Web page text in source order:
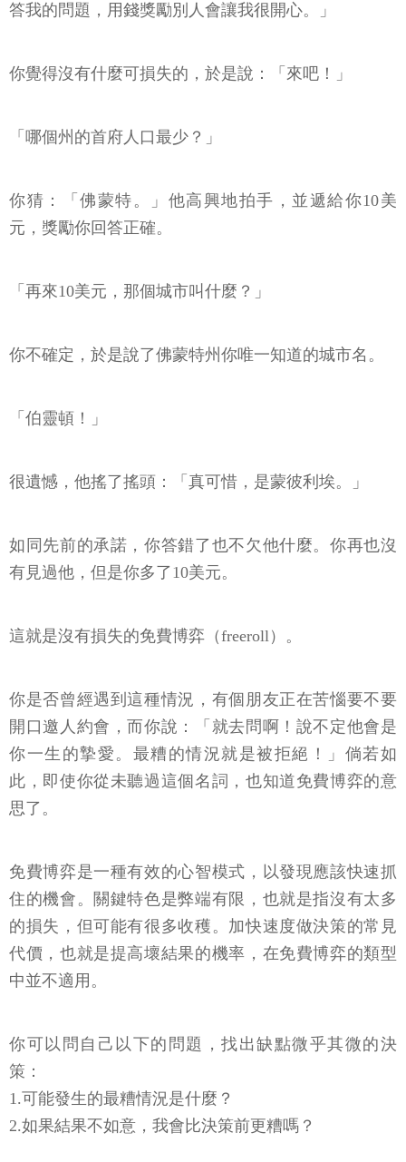
答我的問題，用錢獎勵別人會讓我很開心。」
你覺得沒有什麼可損失的，於是說：「來吧！」
「哪個州的首府人口最少？」
你猜：「佛蒙特。」他高興地拍手，並遞給你10美
元，獎勵你回答正確。
「再來10美元，那個城市叫什麼？」
你不確定，於是說了佛蒙特州你唯一知道的城市名。
「伯靈頓！」
很遺憾，他搖了搖頭：「真可惜，是蒙彼利埃。」
如同先前的承諾，你答錯了也不欠他什麼。你再也沒
有見過他，但是你多了10美元。
這就是沒有損失的免費博弈（freeroll）。
你是否曾經遇到這種情況，有個朋友正在苦惱要不要
開口邀人約會，而你說：「就去問啊！說不定他會是
你一生的摯愛。最糟的情況就是被拒絕！」倘若如
此，即使你從未聽過這個名詞，也知道免費博弈的意
思了。
免費博弈是一種有效的心智模式，以發現應該快速抓
住的機會。關鍵特色是弊端有限，也就是指沒有太多
的損失，但可能有很多收穫。加快速度做決策的常見
代價，也就是提高壞結果的機率，在免費博弈的類型
中並不適用。
你可以問自己以下的問題，找出缺點微乎其微的決
策：
1.可能發生的最糟情況是什麼？
2.如果結果不如意，我會比決策前更糟嗎？